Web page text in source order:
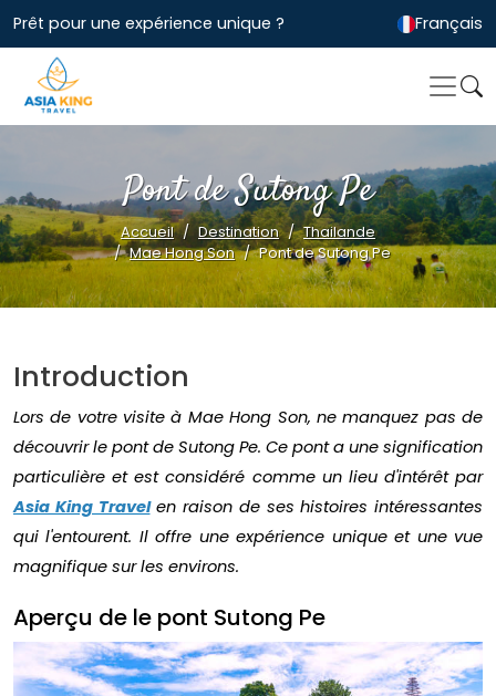
Prêt pour une expérience unique ? Français
Pont de Sutong Pe
Accueil Destination
Thailande
Mae Hong Son
Pont de Sutong Pe
Introduction
Lors de votre visite à Mae Hong Son, ne manquez pas de
découvrir le pont de Sutong Pe. Ce pont a une signification
particulière et est considéré comme un lieu d'intérêt par
Asia King Travelen raison de ses histoires intéressantes
qui l'entourent. Il offre une expérience unique et une vue
magnifique sur les environs.
Aperçu de le pont Sutong Pe